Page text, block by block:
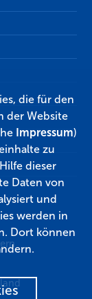
die für den
der Website
Impressum)
zu
dieser
Daten von
und
werden in
Dort können